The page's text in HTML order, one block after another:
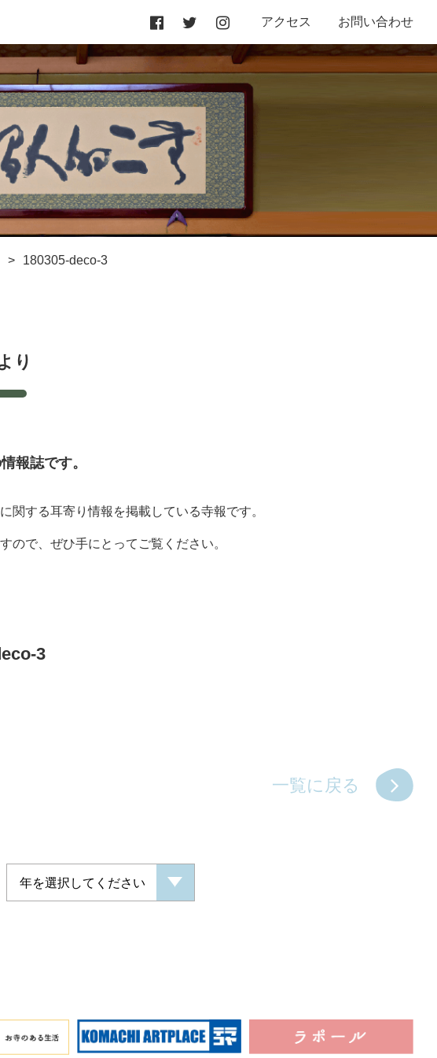
アクセス お問い合わせ
180305-deco-3
り
報誌です。
関する耳寄り情報を掲載している寺報です。
ので、ぜひ手にとってご覧ください。
3
一覧に戻る